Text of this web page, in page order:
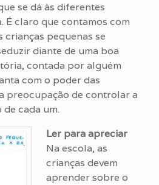
se dá às diferentes
É claro que contamos com
crianças pequenas se
diante de uma boa
contada por alguém
com o poder das
preocupação de controlar a
cada um.
Ler para apreciar
Na escola, as
crianças devem
aprender sobre o